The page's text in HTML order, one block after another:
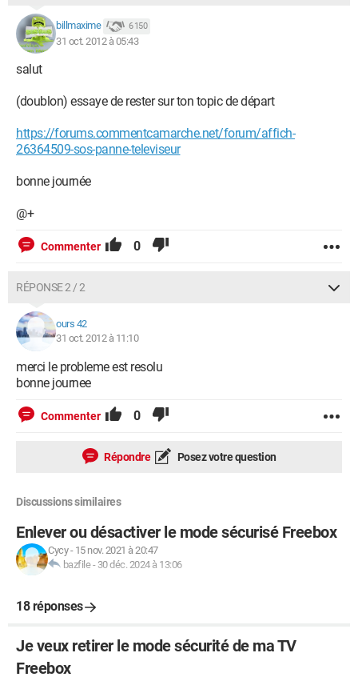
billmaxime 6 150
31 oct. 2012 à 05:43
salut
(doublon) essaye de rester sur ton topic de départ
https://forums.commentcamarche.net/forum/affich-
26364509-sos-panne-televiseur
bonne journée
@+
Commenter 0
RÉPONSE 2 / 2
ours 42
31 oct. 2012 à 11:10
merci le probleme est resolu
bonne journee
Commenter 0
Répondre Posez votre question
Discussions similaires
Enlever ou désactiver le mode sécurisé Freebox
Cycy- 15 nov. 2021 à 20:47
bazfile- 30 déc. 2024 à 13:06
18 réponses
Je veux retirer le mode sécurité de ma TV
Freebox